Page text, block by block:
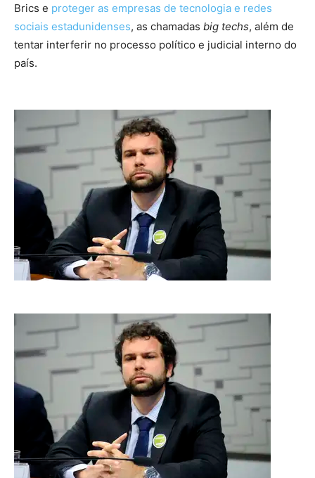
Brics e proteger as empresas de tecnologia e redes
sociais estadunidenses, as chamadas big techs, além de
tentar interferir no processo político e judicial interno do
país.